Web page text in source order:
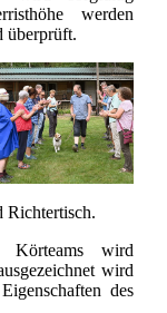
werden
überprüft.
Richtertisch.
Körteams wird
wird
des